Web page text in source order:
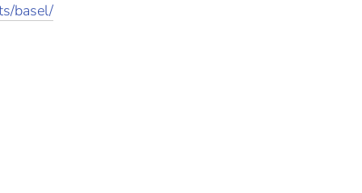
basel/